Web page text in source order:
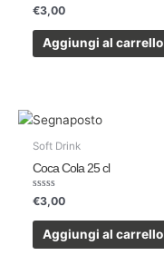
Valutato
0
su
€3,00
Aggiungi al carrello
Soft Drink
Coca Cola 25 cl
Valutato
0
su
€3,00
Aggiungi al carrello